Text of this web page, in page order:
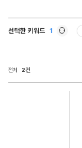
선택한 키워드 1
전체 2건